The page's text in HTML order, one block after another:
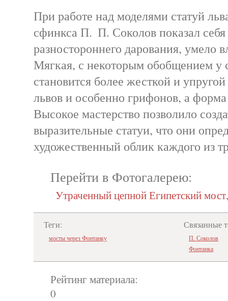
При работе над моделями статуй
сфинкса П. П. Соколов показал
разностороннего дарования, умело
Мягкая, с некоторым обобщением у
становится более жесткой и
львов и особенно грифонов, а
Высокое мастерство позволило
выразительные статуи, что они
художественный облик каждого из
Перейти в Фотогалерею:
Утраченный цепной Египетский
Теги:
мосты через Фонтанку
Связанные
П. Соколов
Фонтанка
Рейтинг материала:
0